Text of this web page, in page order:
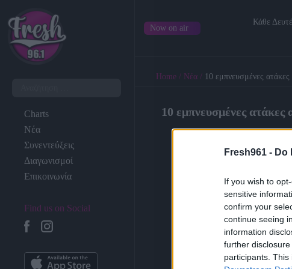
Fresh961 - Do
If you wish to
sensitive
confirm your
continue seeing
information
further
participants.
Charts
Νέα
Συνεντεύξεις
Διαγωνισμοί
Επικοινωνία
Find us on Social
Now on air
Κάθε
Home / Νέα / 10 εμπνευσμένες ατάκες
10 εμπνευσμένες ατάκες